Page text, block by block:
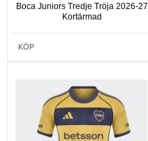
Boca Juniors Tredje Tröja 2026-27
Kortärmad
KÖP